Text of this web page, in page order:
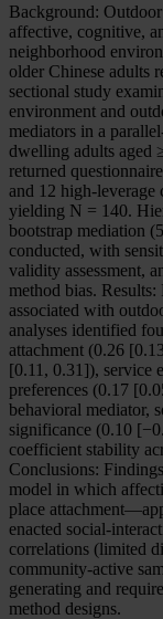
Background:
affective, cognitive,
neighborhood
older Chinese adults
sectional study
environment and
mediators in a
dwelling adults aged
returned
and 12 high-leverage
yielding N = 140.
bootstrap mediation
conducted, with
validity assessment,
method bias.
associated with
analyses identified
attachment (0.26
[0.11, 0.31]), service
preferences (0.17
behavioral mediator,
significance (0.10
coefficient stability
Conclusions:
model in which
place
enacted social-
correlations (limited
community-active
generating and
method designs.